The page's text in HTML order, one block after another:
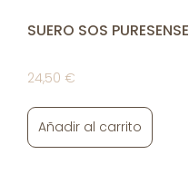
SUERO SOS PURESENSE
24,50 €
Añadir al carrito